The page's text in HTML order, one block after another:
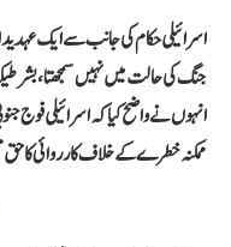
اسرائیلی حکام کی جانب سے ایک
جنگ کی حالت میں نہیں سمجھتا،
انہوں نے واضح کیا کہ اسرائیلی فوج
ممکنہ خطرے کے خلاف کارروائی کا